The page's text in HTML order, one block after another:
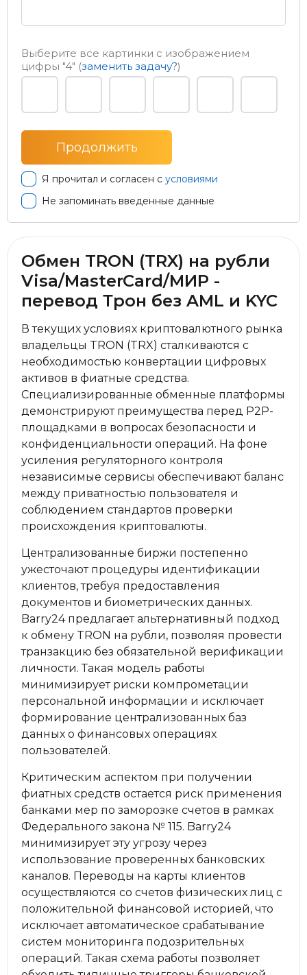
Выберите все картинки с изображением
цифры "4" (заменить задачу?)
Я прочитал и согласен с условиями
Не запоминать введенные данные
Обмен TRON (TRX) на рубли
Visa/MasterCard/МИР -
перевод Трон без AML и KYC
В текущих условиях криптовалютного рынка
владельцы TRON (TRX) сталкиваются с
необходимостью конвертации цифровых
активов в фиатные средства.
Специализированные обменные платформы
демонстрируют преимущества перед P2P-
площадками в вопросах безопасности и
конфиденциальности операций. На фоне
усиления регуляторного контроля
независимые сервисы обеспечивают баланс
между приватностью пользователя и
соблюдением стандартов проверки
происхождения криптовалюты.
Централизованные биржи постепенно
ужесточают процедуры идентификации
клиентов, требуя предоставления
документов и биометрических данных.
Barry24 предлагает альтернативный подход
к обмену TRON на рубли, позволяя провести
транзакцию без обязательной верификации
личности. Такая модель работы
минимизирует риски компрометации
персональной информации и исключает
формирование централизованных баз
данных о финансовых операциях
пользователей.
Критическим аспектом при получении
фиатных средств остается риск применения
банками мер по заморозке счетов в рамках
Федерального закона № 115. Barry24
минимизирует эту угрозу через
использование проверенных банковских
каналов. Переводы на карты клиентов
осуществляются со счетов физических лиц с
положительной финансовой историей, что
исключает автоматическое срабатывание
систем мониторинга подозрительных
операций. Такая схема работы позволяет